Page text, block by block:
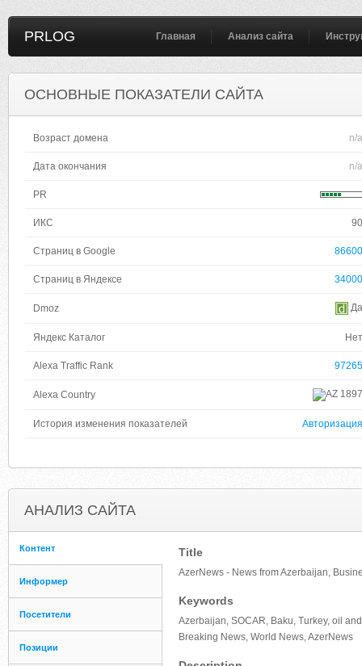
PRLOG Главная Анализ сайта
ОСНОВНЫЕ ПОКАЗАТЕЛИ САЙТА
Возраст домена n/a
Дата окончания n/a
PR
ИКС 90
Страниц в Google 86600
Страниц в Яндексе 34000
Dmoz Да
Яндекс Каталог Нет
Alexa Traffic Rank 97265
Alexa Country 1897
История изменения показателей Авторизация
АНАЛИЗ САЙТА
Контент
Информер
Посетители
Позиции
Title
AzerNews - News from Azerbaijan,
Keywords
Azerbaijan, SOCAR, Baku, Turkey, oil
Breaking News, World News, AzerNews